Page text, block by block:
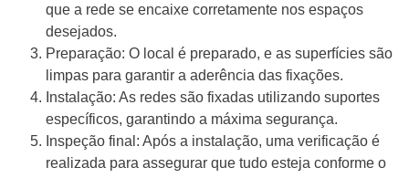
que a rede se encaixe corretamente nos espaços
desejados.
Preparação: O local é preparado, e as superfícies são
limpas para garantir a aderência das fixações.
Instalação: As redes são fixadas utilizando suportes
específicos, garantindo a máxima segurança.
Inspeção final: Após a instalação, uma verificação é
realizada para assegurar que tudo esteja conforme o